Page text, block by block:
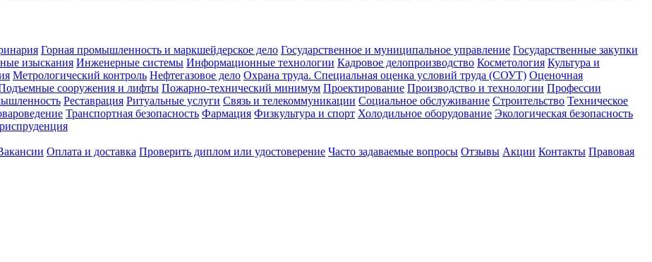
Горная промышленность и маркшейдерское дело Государственное и муниципальное управление Государственные закупки
изыскания Инженерные системы Информационные технологии Кадровое делопроизводство Косметология Культура и
Метрологический контроль Нефтегазовое дело Охрана труда. Специальная оценка условий труда (СОУТ) Оценочная
сооружения и лифты Пожарно-технический минимум Проектирование Производство и технологии Профессии
Реставрация Ритуальные услуги Связь и телекоммуникации Социальное обслуживание Строительство Техническое
Транспортная безопасность Фармация Физкультура и спорт Холодильное оборудование Экологическая безопасность
Оплата и доставка Проверить диплом или удостоверение Часто задаваемые вопросы Отзывы Акции Контакты Правовая